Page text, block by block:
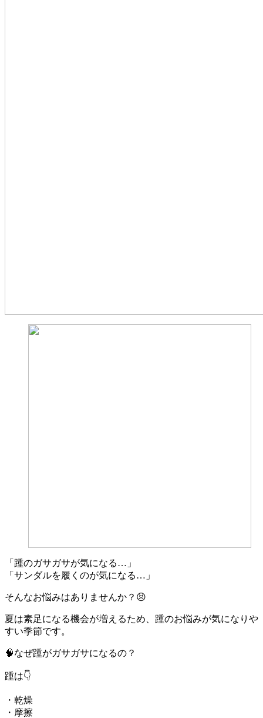
「踵のガサガサが気になる…」
「サンダルを履くのが気になる…」
そんなお悩みはありませんか？😣
夏は素足になる機会が増えるため、踵のお悩みが気になりや
すい季節です。
🧠なぜ踵がガサガサになるの？
踵は👇
・乾燥
・摩擦